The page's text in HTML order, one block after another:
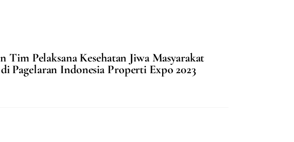
Pelaksana Kesehatan Jiwa Masyarakat
Pagelaran Indonesia Properti Expo 2023